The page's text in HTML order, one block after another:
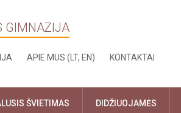
GIMNAZIJA
APIE MUS (LT, EN) KONTAKTAI
ŠVIETIMAS DIDŽIUOJAMĖS